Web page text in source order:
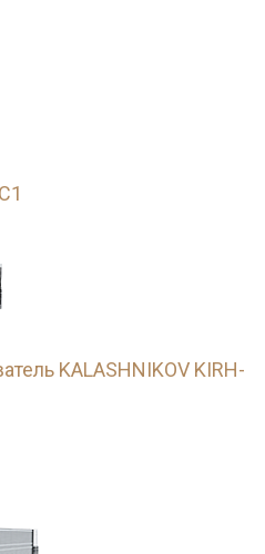
KALASHNIKOV KIRH-